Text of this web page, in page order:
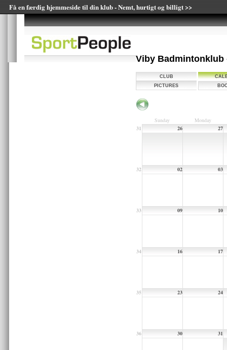
Få en færdig hjemmeside til din klub - Nemt, hurtigt og billigt >>
Viby Badmintonklub
CLUB
PICTURES
Sunday
Monday
31
26 27
32 02 03
33 09 10
34 16 17
35 23 24
36 30 31